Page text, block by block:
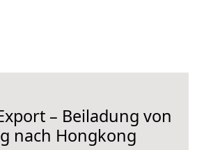
– Beiladung von
nach Hongkong